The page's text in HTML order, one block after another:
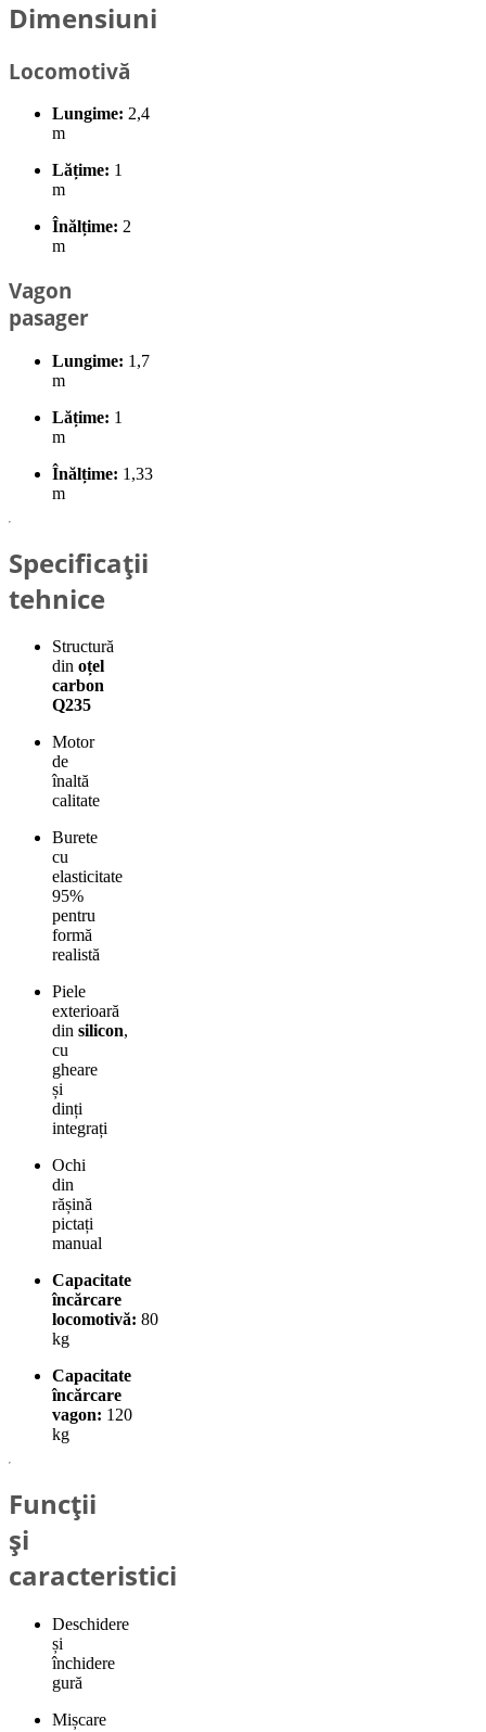
Dimensiuni
Locomotivă
Lungime: 2,4
m
Lățime: 1
m
Înălțime: 2
m
Vagon
pasager
Lungime: 1,7
m
Lățime: 1
m
Înălțime: 1,33
m
Specificații
tehnice
Structură
din oțel
carbon
Q235
Motor
de
înaltă
calitate
Burete
cu
elasticitate
95%
pentru
formă
realistă
Piele
exterioară
din silicon,
cu
gheare
și
dinți
integrați
Ochi
din
rășină
pictați
manual
Capacitate
încărcare
locomotivă: 80
kg
Capacitate
încărcare
vagon: 120
kg
Funcții
și
caracteristici
Deschidere
și
închidere
gură
Mișcare